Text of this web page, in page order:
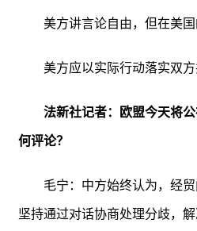
美方讲言论自由，但在美
美方应以实际行动落实双
法新社记者：欧盟今天将
何评论？
毛宁：中方始终认为，经
坚持通过对话协商处理分歧，解